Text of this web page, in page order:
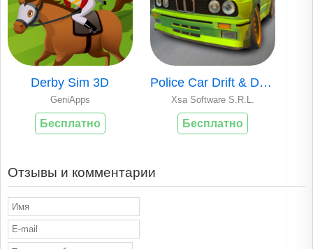
Derby Sim 3D
GeniApps
Бесплатно
Police Car Drift & Drive Sim
Xsa Software S.R.L.
Бесплатно
Отзывы и комментарии